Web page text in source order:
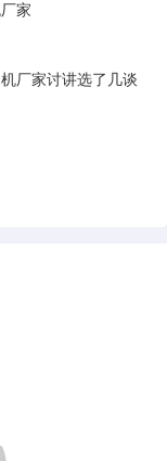
家
厂家讨讲选了几谈